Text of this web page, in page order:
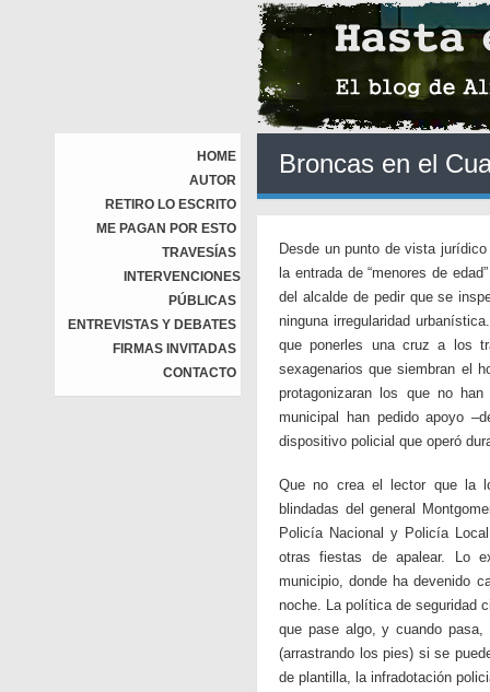
HOME
AUTOR
RETIRO LO ESCRITO
ME PAGAN POR ESTO
TRAVESÍAS
INTERVENCIONES
PÚBLICAS
ENTREVISTAS Y DEBATES
FIRMAS INVITADAS
CONTACTO
Broncas en el
Desde un punto de vista
la entrada de “menores de
del alcalde de pedir que se
ninguna irregularidad
que ponerles una cruz a los
sexagenarios que siembran el
protagonizaran los que no
municipal han pedido apoyo
dispositivo policial que operó
Que no crea el lector que la
blindadas del general
Policía Nacional y Policía
otras fiestas de apalear. Lo
municipio, donde ha devenido
noche. La política de seguridad
que pase algo, y cuando
(arrastrando los pies) si se
de plantilla, la infradotación